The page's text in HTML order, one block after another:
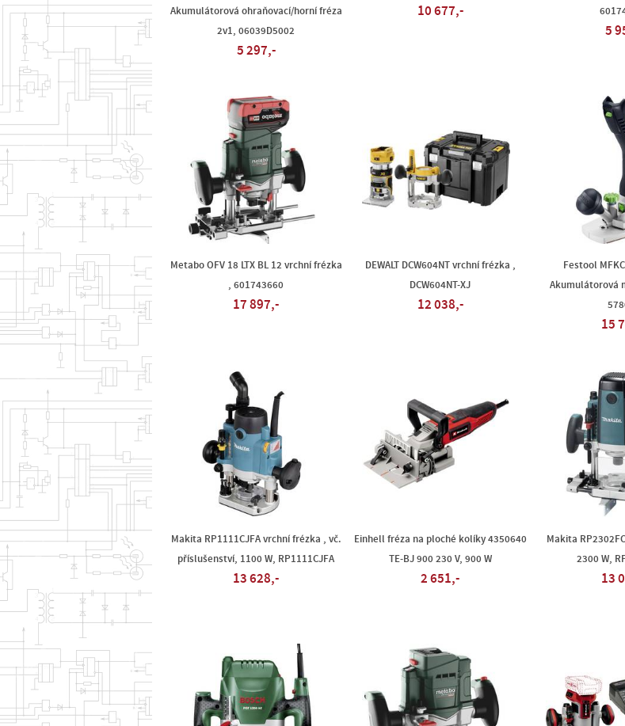
Akumulátorová ohraňovací/horní fréza
2v1, 06039D5002
5 297,-
10 677,-
5
Metabo OFV 18 LTX BL 12 vrchní frézka
, 601743660
17 897,-
DEWALT DCW604NT vrchní frézka ,
DCW604NT-XJ
12 038,-
Festool
Akumulátorová
15
Makita RP1111CJFA vrchní frézka , vč.
příslušenství, 1100 W, RP1111CJFA
13 628,-
Einhell fréza na ploché kolíky 4350640
TE-BJ 900 230 V, 900 W
2 651,-
Makita
2300 W,
13